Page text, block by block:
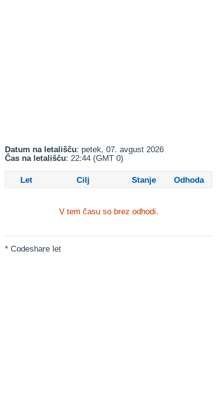
Datum na letališču: petek, 07. avgust 2026
Čas na letališču: 22:44 (GMT 0)
Let Cilj Stanje Odhoda
V tem času so brez odhodi.
* Codeshare let